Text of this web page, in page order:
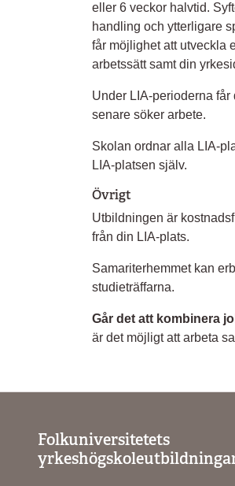
eller 6 veckor halvtid.
handling och ytterligare
får möjlighet att utveckla
arbetssätt samt din
Under LIA-perioderna
senare söker arbete.
Skolan ordnar alla LIA-
LIA-platsen själv.
Övrigt
Utbildningen är
från din LIA-plats.
Samariterhemmet kan
studieträffarna.
Går det att kombinera
är det möjligt att arbeta
Folkuniversitetets